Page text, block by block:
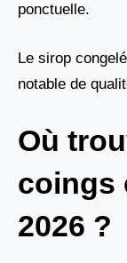
ponctuelle.
Le sirop
notable de
Où
coings
2026 ?